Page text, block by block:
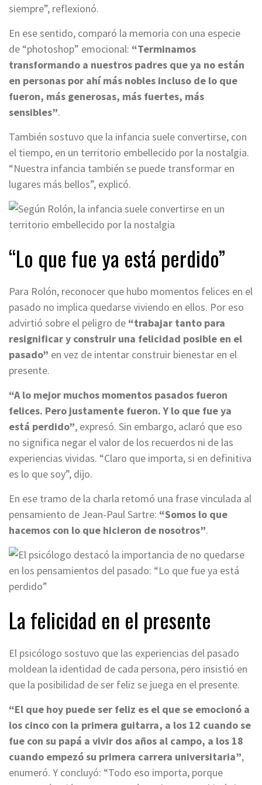
siempre”, reflexionó.
En ese sentido, comparó la memoria con una especie
de “photoshop” emocional: “Terminamos
transformando a nuestros padres que ya no están
en personas por ahí más nobles incluso de lo que
fueron, más generosas, más fuertes, más
sensibles”.
También sostuvo que la infancia suele convertirse, con
el tiempo, en un territorio embellecido por la nostalgia.
“Nuestra infancia también se puede transformar en
lugares más bellos”, explicó.
“Lo que fue ya está perdido”
Para Rolón, reconocer que hubo momentos felices en el
pasado no implica quedarse viviendo en ellos. Por eso
advirtió sobre el peligro de “trabajar tanto para
resignificar y construir una felicidad posible en el
pasado” en vez de intentar construir bienestar en el
presente.
“A lo mejor muchos momentos pasados fueron
felices. Pero justamente fueron. Y lo que fue ya
está perdido”, expresó. Sin embargo, aclaró que eso
no significa negar el valor de los recuerdos ni de las
experiencias vividas. “Claro que importa, si en definitiva
es lo que soy”, dijo.
En ese tramo de la charla retomó una frase vinculada al
pensamiento de Jean-Paul Sartre: “Somos lo que
hacemos con lo que hicieron de nosotros”.
La felicidad en el presente
El psicólogo sostuvo que las experiencias del pasado
moldean la identidad de cada persona, pero insistió en
que la posibilidad de ser feliz se juega en el presente.
“El que hoy puede ser feliz es el que se emocionó a
los cinco con la primera guitarra, a los 12 cuando se
fue con su papá a vivir dos años al campo, a los 18
cuando empezó su primera carrera universitaria”,
enumeró. Y concluyó: “Todo eso importa, porque